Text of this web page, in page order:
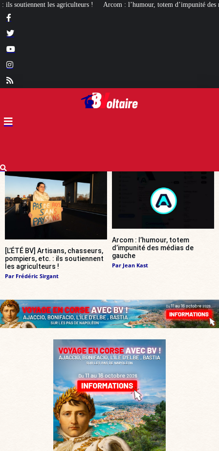
Arcom : l’humour, totem d’impunité des médias de gauche La mortalité
[L’ÉTÉ BV] Artisans, chasseurs,
pompiers, etc. : ils soutiennent
les agriculteurs !
Par Frédéric Sirgant
Arcom : l’humour, totem
d’impunité des médias de
gauche
Par Jean Kast